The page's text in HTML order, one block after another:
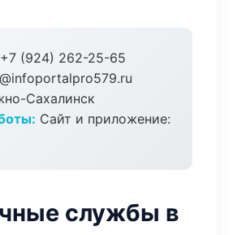
+7 (924) 262-25-65
Сахалинск
Сайт и приложение:
службы в